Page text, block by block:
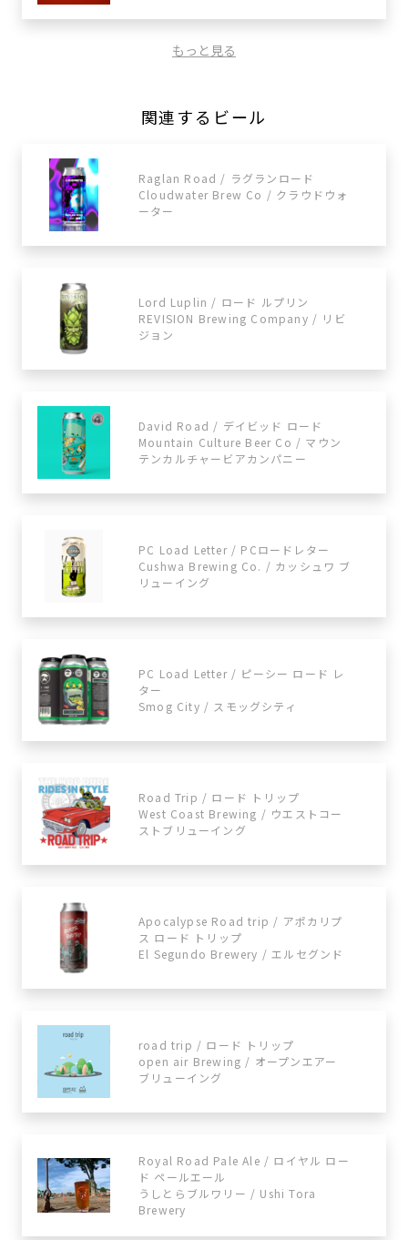
もっと見る
関連するビール
Raglan Road / ラグランロード
Cloudwater Brew Co / クラウドウォ
ーター
Lord Luplin / ロード ルプリン
REVISION Brewing Company / リビ
ジョン
David Road / デイビッド ロード
Mountain Culture Beer Co / マウン
テンカルチャービアカンパニー
PC Load Letter / PCロードレター
Cushwa Brewing Co. / カッシュワ ブ
リューイング
PC Load Letter / ピーシー ロード レ
ター
Smog City / スモッグシティ
Road Trip / ロード トリップ
West Coast Brewing / ウエストコー
ストブリューイング
Apocalypse Road trip / アポカリプ
ス ロード トリップ
El Segundo Brewery / エルセグンド
road trip / ロード トリップ
open air Brewing / オープンエアー
ブリューイング
Royal Road Pale Ale / ロイヤル ロー
ド ペールエール
うしとらブルワリー / Ushi Tora
Brewery